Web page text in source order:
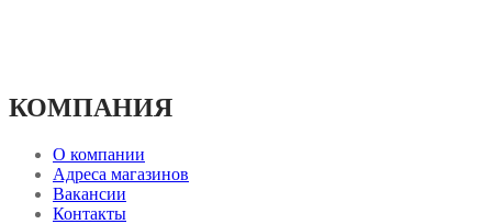
КОМПАНИЯ
О компании
Адреса магазинов
Вакансии
Контакты